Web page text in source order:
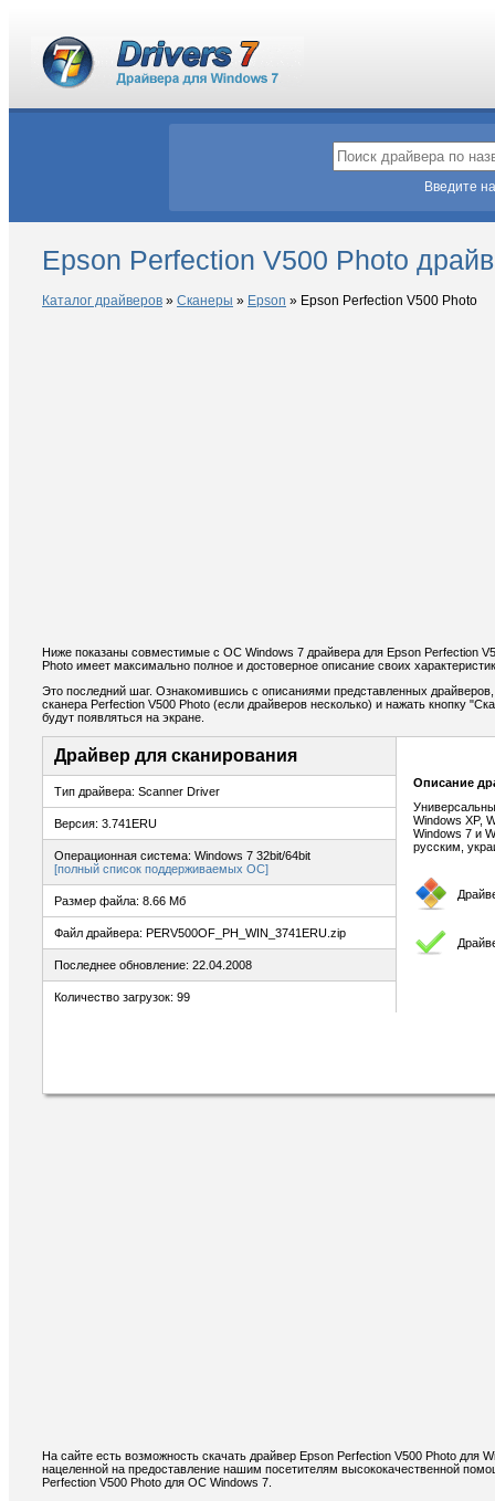
Введите
Epson Perfection V500 Photo
Каталог драйверов » Сканеры » Epson » Epson Perfection V500 Photo
Ниже показаны совместимые с ОС Windows 7 драйвера для Epson Perfection
Photo имеет максимально полное и достоверное описание своих
Это последний шаг. Ознакомившись с описаниями представленных
сканера Perfection V500 Photo (если драйверов несколько) и нажать кнопку
будут появляться на экране.
Драйвер для сканирования
Тип драйвера: Scanner Driver
Версия: 3.741ERU
Операционная система: Windows 7 32bit/64bit
[полный список поддерживаемых ОС]
Размер файла: 8.66 Мб
Файл драйвера: PERV500OF_PH_WIN_3741ERU.zip
Последнее обновление: 22.04.2008
Количество загрузок: 99
Описание
Windows XP,
Windows 7 и
русским,
На сайте есть возможность скачать драйвер Epson Perfection V500 Photo для
нацеленной на предоставление нашим посетителям высококачественной
Perfection V500 Photo для ОС Windows 7.